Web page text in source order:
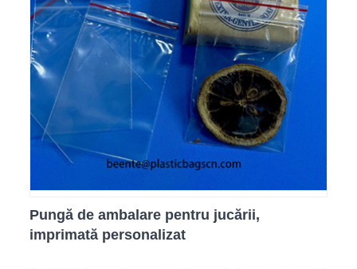
Pungă de ambalare pentru jucării,
imprimată personalizat